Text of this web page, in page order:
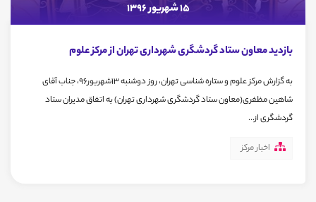
15 شهریور 1396
بازدید معاون ستاد گردشگری شهرداری تهران از مرکز علوم
به گزارش مرکز علوم و ستاره شناسی تهران، روز دوشنبه 13شهریور96، جناب آقای
شاهین مظفری(معاون ستاد گردشگری شهرداری تهران) به اتفاق مدیران ستاد
گردشگری از...
اخبار مرکز